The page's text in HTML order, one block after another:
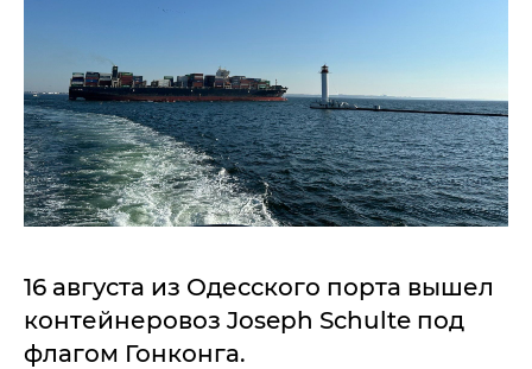
16 августа из Одесского порта вышел
контейнеровоз Joseph Schulte под
флагом Гонконга.